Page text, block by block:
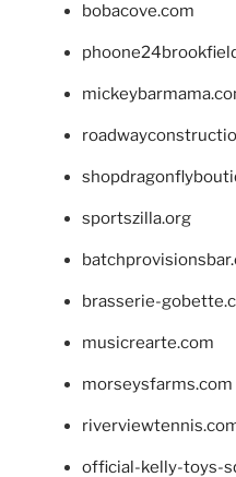
bobacove.com
sportszilla.org
brasserie-
musicrearte.com
morseysfarms.com
official-kelly-toys-